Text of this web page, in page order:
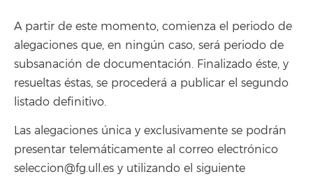
A partir de este momento, comienza el periodo de
alegaciones que, en ningún caso, será periodo de
subsanación de documentación. Finalizado éste, y
resueltas éstas, se procederá a publicar el segundo
listado definitivo.
Las alegaciones única y exclusivamente se podrán
presentar telemáticamente al correo electrónico
seleccion@fg.ull.es y utilizando el siguiente